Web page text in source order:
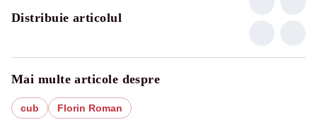
Distribuie articolul
Mai multe articole despre
cub Florin Roman